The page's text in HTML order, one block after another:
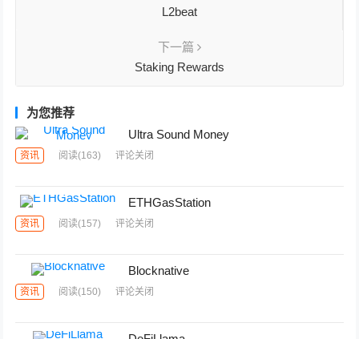
L2beat
下一篇
Staking Rewards
为您推荐
Ultra Sound Money
资讯 阅读(163) 评论关闭
ETHGasStation
资讯 阅读(157) 评论关闭
Blocknative
资讯 阅读(150) 评论关闭